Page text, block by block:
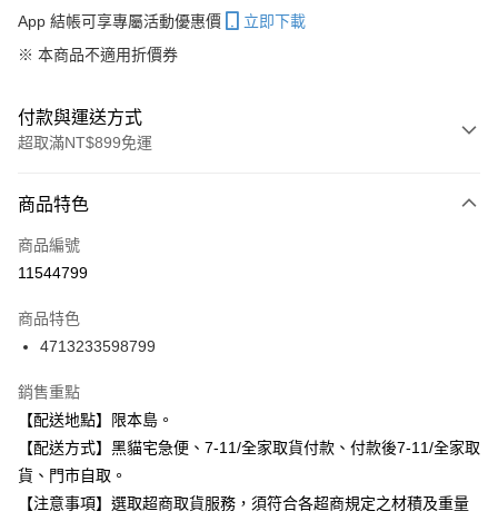
App 結帳可享專屬活動優惠價
立即下載
※ 本商品不適用折價券
付款與運送方式
超取滿NT$899免運
信用卡一次付款
信用卡分期付款
合作金庫商業銀行
華南商業銀行
國泰世華商業銀行
臺灣中小企業銀行
匯豐（台灣）商業銀行
華泰商業銀行
聯邦商業銀行
元大商業銀行
永豐商業銀行
Apple Pay
街口支付
悠遊付
商品特色
商品編號
11544799
商品特色
4713233598799
銷售重點
【配送地點】限本島。
【配送方式】黑貓宅急便、7-11/全家取貨付款、付款後7-11/全家取
貨、門市自取。
【注意事項】選取超商取貨服務，須符合各超商規定之材積及重量